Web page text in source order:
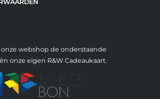
webshop de onderstaande
onze eigen R&W Cadeaukaart.